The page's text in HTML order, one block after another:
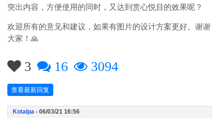
突出内容，方便使用的同时，又达到赏心悦目的效果呢？
欢迎所有的意见和建议，如果有图片的设计方案更好。谢谢
大家！🙏
3 16 3094
查看最新回复
Kotalpa - 06/03/21 16:56